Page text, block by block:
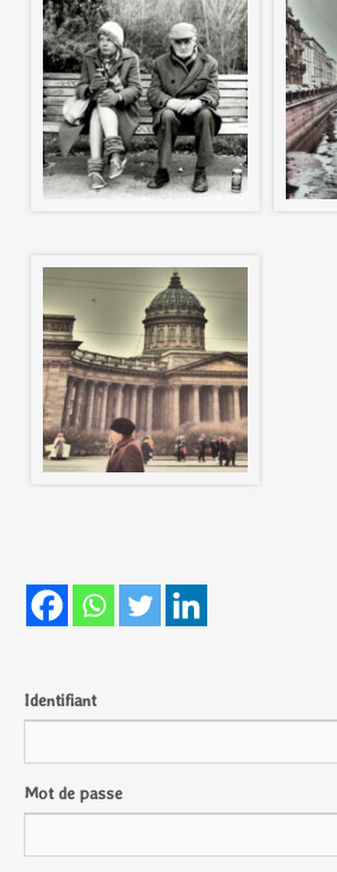
Identifiant
Mot de passe